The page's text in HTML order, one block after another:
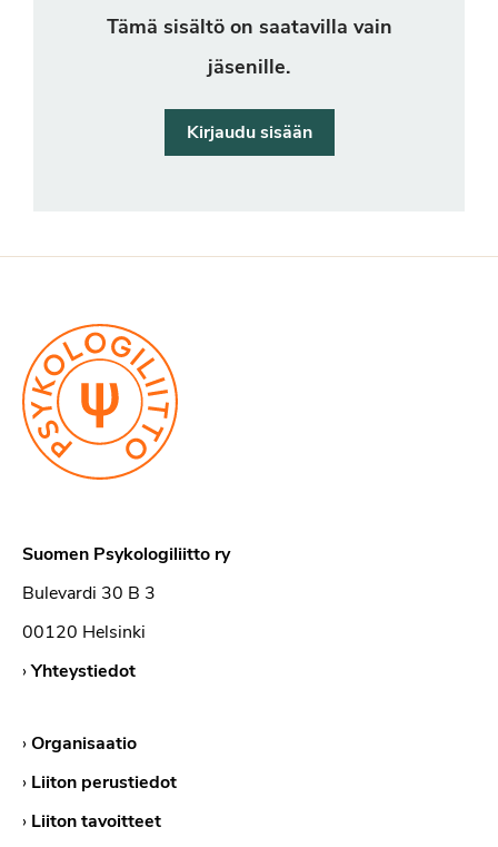
Tämä sisältö on saatavilla vain
jäsenille.
Kirjaudu sisään
Suomen Psykologiliitto ry
Bulevardi 30 B 3
00120 Helsinki
›Yhteystiedot
›Organisaatio
› Liiton perustiedot
› Liiton tavoitteet